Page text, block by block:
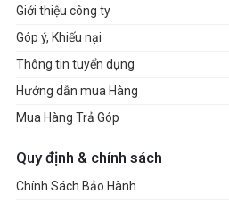
Giới thiệu công ty
Góp ý, Khiếu nại
Thông tin tuyển dụng
Hướng dẫn mua Hàng
Mua Hàng Trả Góp
Quy định & chính sách
Chính Sách Bảo Hành